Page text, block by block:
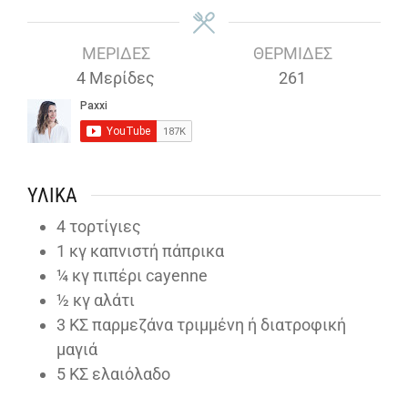
ΜΕΡΊΔΕΣ
4 Μερίδες
ΘΕΡΜΊΔΕΣ
261
ΥΛΙΚΆ
4τορτίγιες
1 κγ καπνιστή πάπρικα
¼ κγ πιπέρι cayenne
½ κγ αλάτι
3 ΚΣ παρμεζάνα τριμμένη ή διατροφική
μαγιά
5 ΚΣ ελαιόλαδο